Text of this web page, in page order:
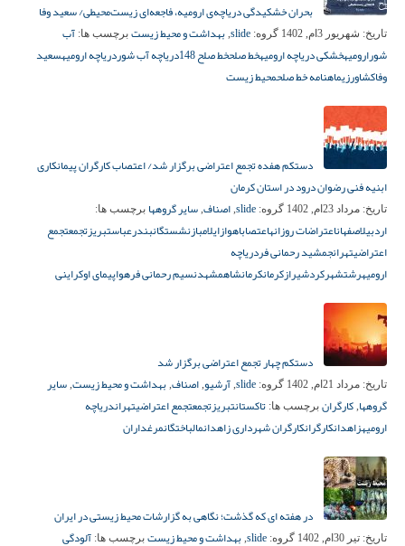
بحران خشکیدگی دریاچه‌ی ارومیه، فاجعه‌ای زیست‌محیطی/ سعید وفا
تاریخ: شهریور 3ام, 1402 گروه: slide
, بهداشت و محیط زیست برچسب ها: آب
شورارومیهخشکی دریاچه ارومیهخط صلحخط صلح 148 دریاچه آب شوردریاچه ارومیهسعید
وفاکشاورزیماهنامه خط صلحمحیط زیست
دستکم هفده تجمع اعتراضی برگزار شد/ اعتصاب کارگران پیمانکاری
ابنیه فنی رضوان درود در استان کرمان
تاریخ: مرداد 23ام, 1402 گروه: slide
, اصناف, سایر گروهها برچسب ها:
اردبیلاصفهاناعتراضات روزانهاعتصاباهوازایلامبازنشستگانبندرعباستبریزتجمعتجمع
اعتراضیتهرانجمشید رحمانی فردریاچه
ارومیهرشتشهرکردشیرازکرمانکرمانشاهمشهدنسیم رحمانی فرهواپیمای اوکراینی
دستکم چهار تجمع اعتراضی برگزار شد
تاریخ: مرداد 21ام, 1402 گروه: slide
, آرشیو, اصناف, بهداشت و محیط زیست, سایر
گروهها, کارگران برچسب ها: تاکستانتبریزتجمعتجمع اعتراضیتهراندریاچه
ارومیهزاهدانکارگرانکارگران شهرداری زاهدانمالباختگانمرغداران
در هفته ای که گذشت؛ نگاهی به گزارشات محیط زیستی در ایران
تاریخ: تیر 30ام, 1402 گروه: slide
, بهداشت و محیط زیست برچسب ها: آلودگی